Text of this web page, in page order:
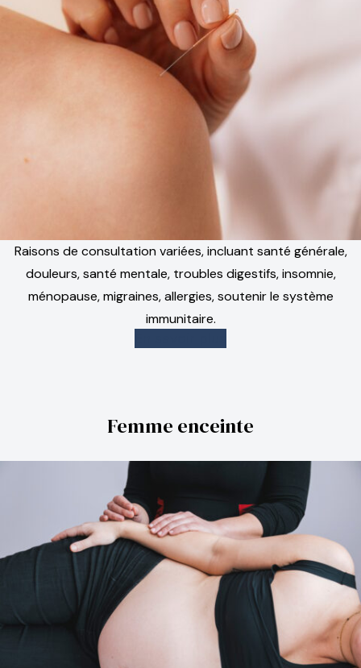
Raisons de consultation variées, incluant santé générale,
douleurs, santé mentale, troubles digestifs, insomnie,
ménopause, migraines, allergies, soutenir le système
immunitaire.
Femme enceinte